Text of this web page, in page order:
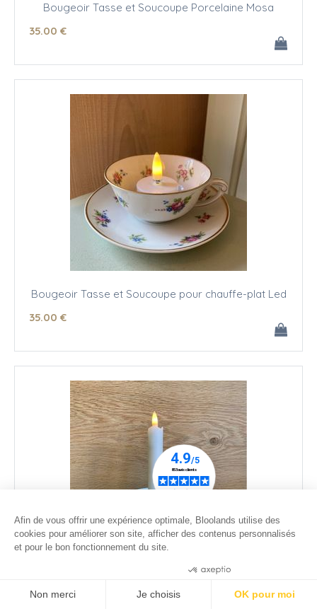
Bougeoir Tasse et Soucoupe Porcelaine Mosa
35.00 €
Bougeoir Tasse et Soucoupe pour chauffe-plat Led
35.00 €
Afin de vous offrir une expérience optimale, Bloolands utilise des
cookies pour améliorer son site, afficher des contenus personnalisés
et pour le bon fonctionnement du site.
Non merci Je choisis OK pour moi